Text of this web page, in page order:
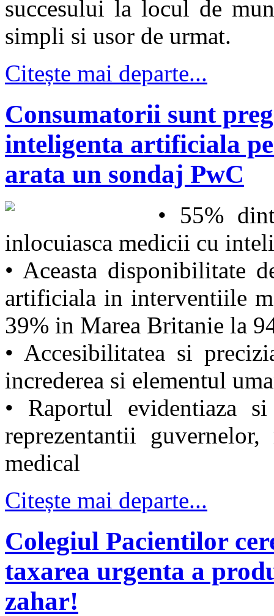
succesului la locul de
simpli si usor de urmat.
Citește mai departe...
Consumatorii sunt
inteligenta artificiala
arata un sondaj PwC
• 55%
inlocuiasca medicii cu
• Aceasta disponibilitate
artificiala in interventiile
39% in Marea Britanie la
• Accesibilitatea si
increderea si elementul
• Raportul evidentiaza
reprezentantii
medical
Citește mai departe...
Colegiul Pacientilor
taxarea urgenta a
zahar!